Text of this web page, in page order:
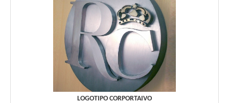
LOGOTIPO CORPORTAIVO